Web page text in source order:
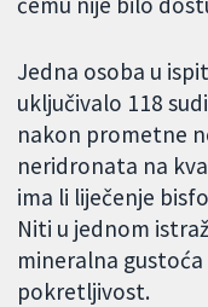
Jedna osoba u
uključivalo 118
nakon prometne
neridronata na
ima li liječenje
Niti u jednom
mineralna
pokretljivost.